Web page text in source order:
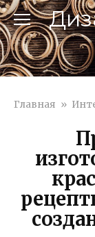
Перейти
к
контенту
Главная »